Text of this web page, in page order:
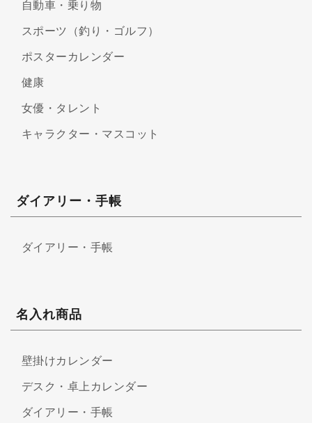
自動車・乗り物
スポーツ（釣り・ゴルフ）
ポスターカレンダー
健康
女優・タレント
キャラクター・マスコット
ダイアリー・手帳
ダイアリー・手帳
名入れ商品
壁掛けカレンダー
デスク・卓上カレンダー
ダイアリー・手帳